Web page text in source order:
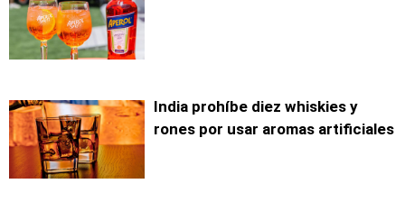
India prohíbe diez whiskies y
rones por usar aromas artificiales